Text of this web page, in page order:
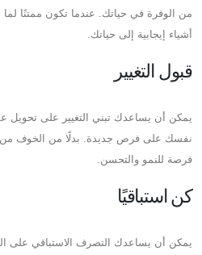
من الوفرة في حياتك. عندما تكون ممتنًا
أشياء إيجابية إلى حياتك.
قبول التغيير
يمكن أن يساعدك تبني التغيير على تحويل
نفسك على فرص جديدة. بدلًا من الخوف من
فرصة للنمو والتحسن.
كن استباقيًا
يمكن أن يساعدك التصرف الاستباقي على